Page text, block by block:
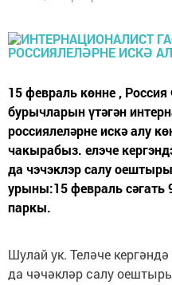
15 февраль көнне ,
бурычларын үтәгән
россиялеләрне искә алу
чакырабыз. елэче
да чэчэклэр салу
урыны:15 февраль сәгать
паркы.
Шулай ук. Теләче
да чәчәкләр салу